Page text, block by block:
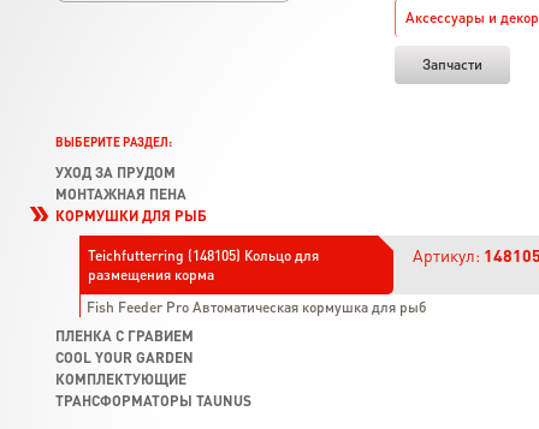
Аксессуары и декор
Запчасти
ВЫБЕРИТЕ РАЗДЕЛ:
УХОД ЗА ПРУДОМ
МОНТАЖНАЯ ПЕНА
КОРМУШКИ ДЛЯ РЫБ
Teichfutterring (148105) Кольцо для
размещения корма
Артикул:
Fish Feeder Pro Автоматическая кормушка для рыб
ПЛЕНКА С ГРАВИЕМ
COOL YOUR GARDEN
КОМПЛЕКТУЮЩИЕ
ТРАНСФОРМАТОРЫ TAUNUS